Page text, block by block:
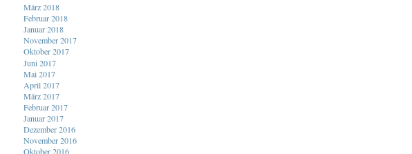
März 2018
Februar 2018
Januar 2018
November 2017
Oktober 2017
Juni 2017
Mai 2017
April 2017
März 2017
Februar 2017
Januar 2017
Dezember 2016
November 2016
Oktober 2016